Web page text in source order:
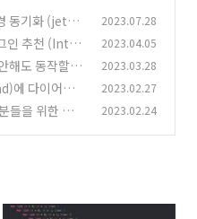
동기화 (jetbr
경우 환경 동기
2023.07.28
인 추천 (Intell
2023.04.05
해도 동작할
2023.03.28
에 다이어그
2023.02.27
을 위한 인텔
2023.02.24